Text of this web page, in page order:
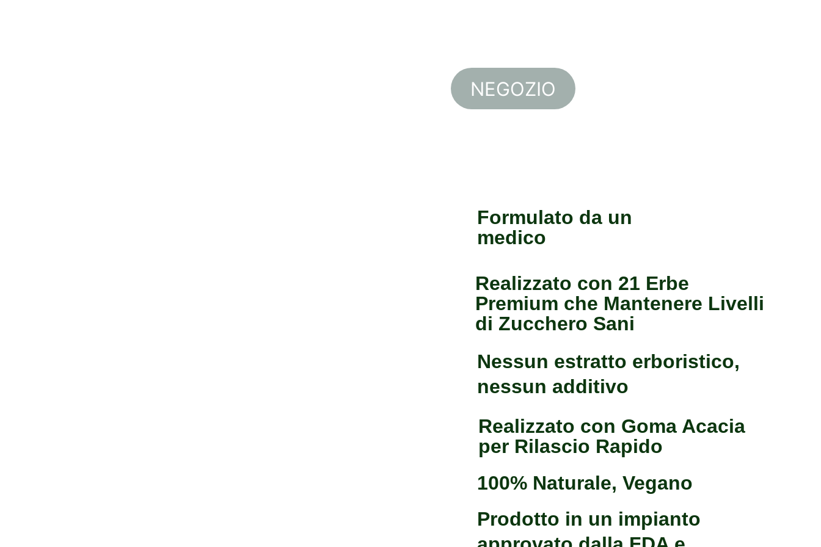
NEGOZIO
Nessun estratto erboristico,
nessun additivo
Formulato da un
medico
Realizzato con Goma Acacia
per Rilascio Rapido
100% Naturale, Vegano
Prodotto in un impianto
Realizzato con 21 Erbe
Premium che Mantenere Livelli
di Zucchero Sani